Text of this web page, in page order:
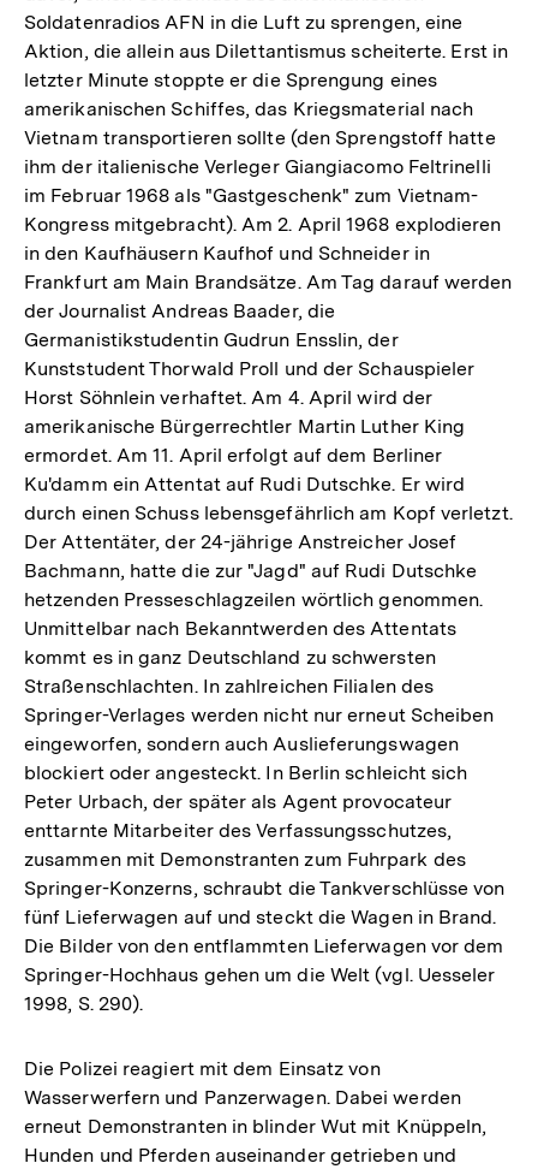
Soldatenradios AFN in die Luft zu sprengen, eine
Aktion, die allein aus Dilettantismus scheiterte. Erst in
letzter Minute stoppte er die Sprengung eines
amerikanischen Schiffes, das Kriegsmaterial nach
Vietnam transportieren sollte (den Sprengstoff hatte
ihm der italienische Verleger Giangiacomo Feltrinelli
im Februar 1968 als "Gastgeschenk" zum Vietnam-
Kongress mitgebracht). Am 2. April 1968 explodieren
in den Kaufhäusern Kaufhof und Schneider in
Frankfurt am Main Brandsätze. Am Tag darauf werden
der Journalist Andreas Baader, die
Germanistikstudentin Gudrun Ensslin, der
Kunststudent Thorwald Proll und der Schauspieler
Horst Söhnlein verhaftet. Am 4. April wird der
amerikanische Bürgerrechtler Martin Luther King
ermordet. Am 11. April erfolgt auf dem Berliner
Ku'damm ein Attentat auf Rudi Dutschke. Er wird
durch einen Schuss lebensgefährlich am Kopf verletzt.
Der Attentäter, der 24-jährige Anstreicher Josef
Bachmann, hatte die zur "Jagd" auf Rudi Dutschke
hetzenden Presseschlagzeilen wörtlich genommen.
Unmittelbar nach Bekanntwerden des Attentats
kommt es in ganz Deutschland zu schwersten
Straßenschlachten. In zahlreichen Filialen des
Springer-Verlages werden nicht nur erneut Scheiben
eingeworfen, sondern auch Auslieferungswagen
blockiert oder angesteckt. In Berlin schleicht sich
Peter Urbach, der später als Agent provocateur
enttarnte Mitarbeiter des Verfassungsschutzes,
zusammen mit Demonstranten zum Fuhrpark des
Springer-Konzerns, schraubt die Tankverschlüsse von
fünf Lieferwagen auf und steckt die Wagen in Brand.
Die Bilder von den entflammten Lieferwagen vor dem
Springer-Hochhaus gehen um die Welt (vgl. Uesseler
1998, S. 290).
Die Polizei reagiert mit dem Einsatz von
Wasserwerfern und Panzerwagen. Dabei werden
erneut Demonstranten in blinder Wut mit Knüppeln,
Hunden und Pferden auseinander getrieben und